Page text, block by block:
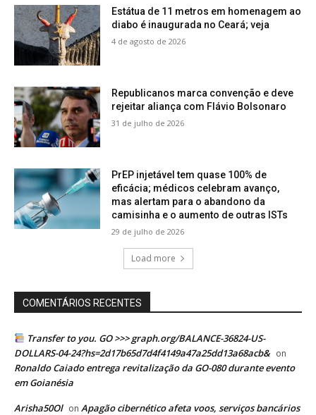
Estátua de 11 metros em homenagem ao
diabo é inaugurada no Ceará; veja
4 de agosto de 2026
Republicanos marca convenção e deve
rejeitar aliança com Flávio Bolsonaro
31 de julho de 2026
PrEP injetável tem quase 100% de
eficácia; médicos celebram avanço,
mas alertam para o abandono da
camisinha e o aumento de outras ISTs
29 de julho de 2026
Load more
COMENTÁRIOS RECENTES
Transfer to you. GO >>> graph.org/BALANCE-36824-US-
DOLLARS-04-24?hs=2d17b65d7d4f4149a47a25dd13a68acb& on
Ronaldo Caiado entrega revitalização da GO-080 durante evento
em Goianésia
Arisha50Ol on Apagão cibernético afeta voos, serviços bancários